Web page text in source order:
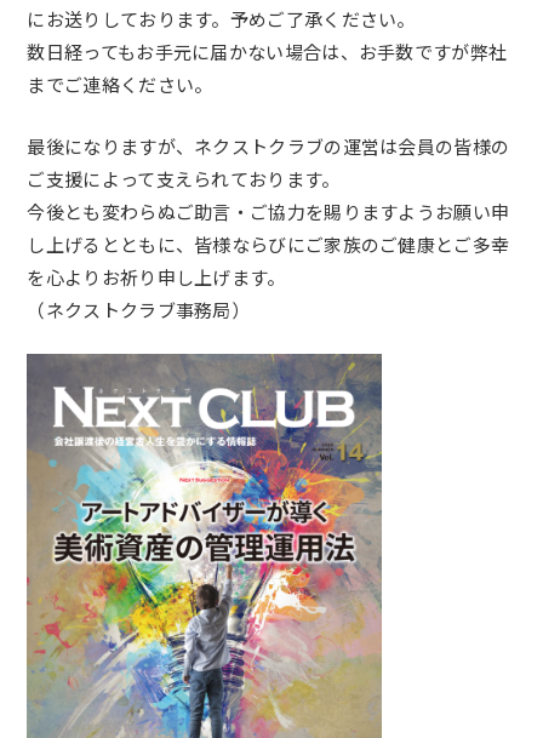
にお送りしております。予めご了承ください。
数日経ってもお手元に届かない場合は、お手数ですが弊社
までご連絡ください。
最後になりますが、ネクストクラブの運営は会員の皆様の
ご支援によって支えられております。
今後とも変わらぬご助言・ご協力を賜りますようお願い申
し上げるとともに、皆様ならびにご家族のご健康とご多幸
を心よりお祈り申し上げます。
（ネクストクラブ事務局）